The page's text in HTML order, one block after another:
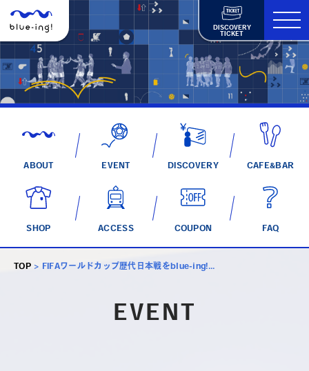
DISCOVERY
TICKET
ABOUT EVENT DISCOVERY CAFE&BAR
SHOP ACCESS COUPON FAQ
TOP > FIFAワールドカップ歴代日本戦をblue-ing!...
EVENT